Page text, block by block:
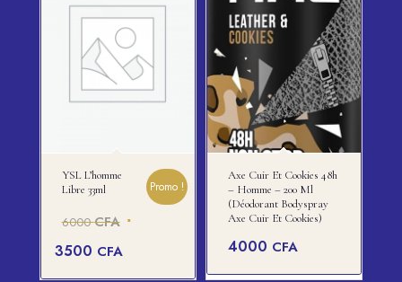
YSL L’homme
Libre 33ml
6000CFA Le
initial
3500 CFA
Promo !
Axe Cuir Et Cookies 48h
– Homme – 200 Ml
(Déodorant Bodyspray
Axe Cuir Et Cookies)
4000 CFA